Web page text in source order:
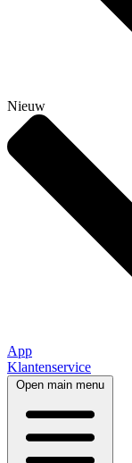
Nieuw
App
Klantenservice
Open main menu